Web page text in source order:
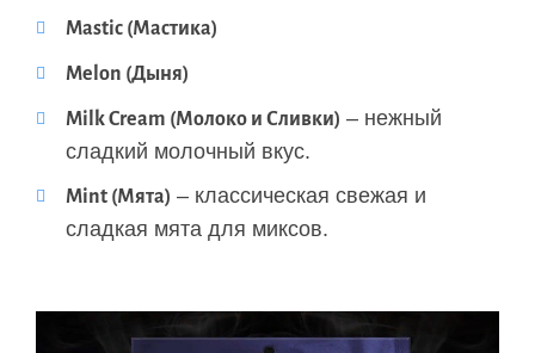
Mastic (Мастика)
Melon (Дыня)
Milk Cream (Молоко и Сливки) – нежный
сладкий молочный вкус.
Mint (Мята) – классическая свежая и
сладкая мята для миксов.